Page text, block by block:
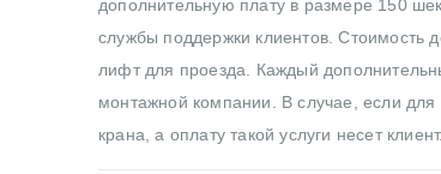
дополнительную плату в размере 150
службы поддержки клиентов. Стоимость
лифт для проезда. Каждый
монтажной компании. В случае, если для
крана, а оплату такой услуги несет клиент.